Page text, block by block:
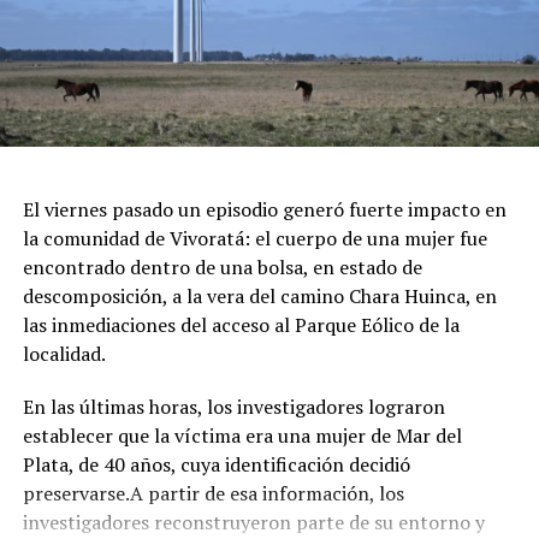
pinar.
Espectáculos y Área Kids: Shows de artistas locales e
invitados en el escenario principal, junto a una zona
dedicada exclusivamente al entretenimiento infantil con
arboledas y dejarse tentar por una taza de chocolate
caliente mientras se disfruta de buena música es el plan
perfecto para escaparse de la rutina este fin de semana
largo.
INFORMACIÓN GENERAL DEL EVENTO
Evento: 30° Fiesta Nacional del Chocolate Artesanal
(ChocoGesell)
Fecha: Fin de semana largo del 17 de Agosto de 2026
Horario: De 11:00 a 21:00 hs.
Lugar: Pinar del Norte (Alameda 202 y Calle 303, Villa
El viernes pasado un episodio generó fuerte impacto en
la comunidad de Vivoratá: el cuerpo de una mujer fue
encontrado dentro de una bolsa, en estado de
descomposición, a la vera del camino Chara Huinca, en
las inmediaciones del acceso al Parque Eólico de la
localidad.
En las últimas horas, los investigadores lograron
establecer que la víctima era una mujer de Mar del
Plata, de 40 años, cuya identificación decidió
preservarse.A partir de esa información, los
investigadores reconstruyeron parte de su entorno y